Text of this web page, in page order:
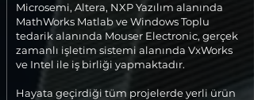
Microsemi, Altera, NXP Yazılım alanında
MathWorks Matlab ve Windows Toplu
tedarik alanında Mouser Electronic, gerçek
zamanlı işletim sistemi alanında VxWorks
ve Intel ile iş birliği yapmaktadır.
Hayata geçirdiği tüm projelerde yerli ürün